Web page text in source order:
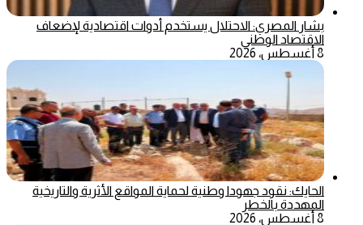
بشار المصري: الاحتلال يستخدم أدوات اقتصادية لإضعاف
الاقتصاد الوطني
8 أغسطس، 2026
الحايك: نقود جهودا وطنية لحماية المواقع الأثرية والتاريخية
المهددة بالخطر
8 أغسطس، 2026